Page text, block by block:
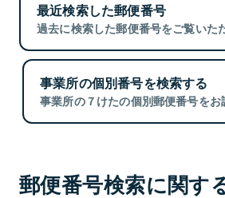
最近検索した郵便番号
過去に検索した郵便番号をご覧いた
事業所の個別番号を検索する
事業所の７けたの個別郵便番号をお
郵便番号検索に関す